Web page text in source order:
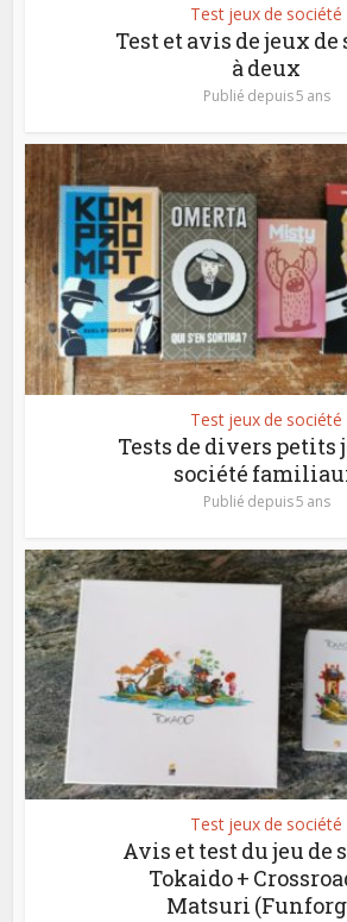
Test jeux de société
Test et avis de jeux de
à deux
Publié depuis 5 ans
Test jeux de société
Tests de divers petits
société
Publié depuis 5 ans
Test jeux de société
Avis et test du jeu de
Tokaido +
Matsuri